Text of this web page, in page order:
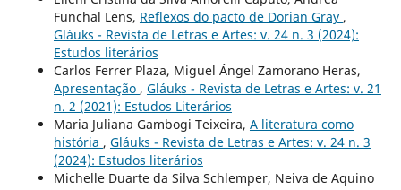
Funchal Lens, Reflexos do pacto de Dorian Gray ,
Gláuks - Revista de Letras e Artes: v. 24 n. 3 (2024):
Estudos literários
Carlos Ferrer Plaza, Miguel Ángel Zamorano Heras,
Apresentação , Gláuks - Revista de Letras e Artes: v. 21
n. 2 (2021): Estudos Literários
Maria Juliana Gambogi Teixeira, A literatura como
história , Gláuks - Revista de Letras e Artes: v. 24 n. 3
(2024): Estudos literários
Michelle Duarte da Silva Schlemper, Neiva de Aquino